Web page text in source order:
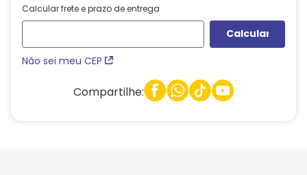
Calcular frete e prazo de entrega
Não sei meu CEP
Compartilhe: